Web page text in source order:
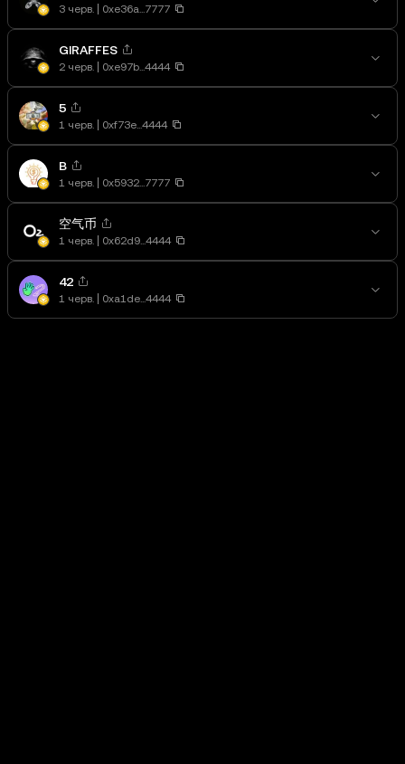
3 черв. 0xe36a...7777
GIRAFFES
2 черв. 0xe97b...4444
5
1 черв. 0xf73e...4444
B
1 черв. 0x5932...7777
空气币
1 черв. 0x62d9...4444
42
1 черв. 0xa1de...4444